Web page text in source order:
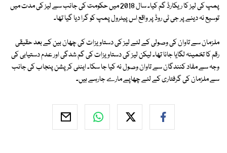
پمپ کی لیز کا ریکارڈ گم کیا۔ سال 2018 میں حکومت کی جانب سے لیز کی مدت میں
توسیع نہ دینے پر جی ٹی روڈ پر واقع اس پیٹرول پمپ کو گرا دیا گیا تھا۔
ملزمان سے تاوان کی وصولی کے لئے لیز کی دستاویزات کی چھان بین کے بعد حقیقی
رقم کا تخمینہ لگایا جانا تھا۔ لیکن لیز کی دستاویزات کی گم شدگی اور عدم دستیابی کی
وجہ سے مفاد کنندگان سے تاوان وصول نہ کیا جا سکا۔ اینٹی کرپشن پنجاب کی جانب
سے ملزمان کی گرفتاری کے لئے چھاپے مارے جارہے ہیں۔